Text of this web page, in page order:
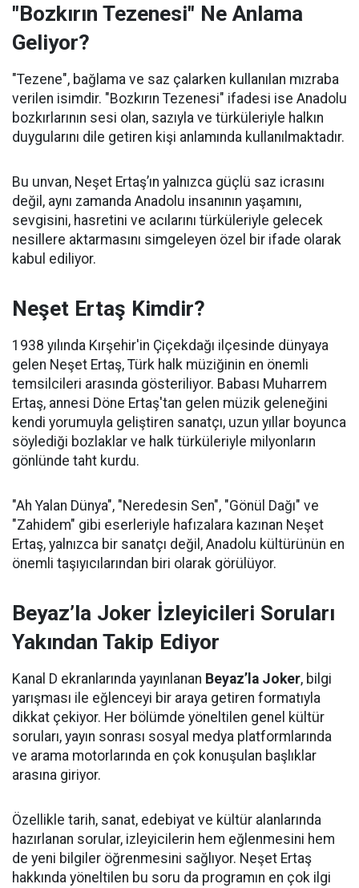
"Bozkırın Tezenesi" Ne Anlama
Geliyor?
"Tezene", bağlama ve saz çalarken kullanılan mızraba
verilen isimdir. "Bozkırın Tezenesi" ifadesi ise Anadolu
bozkırlarının sesi olan, sazıyla ve türküleriyle halkın
duygularını dile getiren kişi anlamında kullanılmaktadır.
Bu unvan, Neşet Ertaş’ın yalnızca güçlü saz icrasını
değil, aynı zamanda Anadolu insanının yaşamını,
sevgisini, hasretini ve acılarını türküleriyle gelecek
nesillere aktarmasını simgeleyen özel bir ifade olarak
kabul ediliyor.
Neşet Ertaş Kimdir?
1938 yılında Kırşehir'in Çiçekdağı ilçesinde dünyaya
gelen Neşet Ertaş, Türk halk müziğinin en önemli
temsilcileri arasında gösteriliyor. Babası Muharrem
Ertaş, annesi Döne Ertaş'tan gelen müzik geleneğini
kendi yorumuyla geliştiren sanatçı, uzun yıllar boyunca
söylediği bozlaklar ve halk türküleriyle milyonların
gönlünde taht kurdu.
"Ah Yalan Dünya", "Neredesin Sen", "Gönül Dağı" ve
"Zahidem" gibi eserleriyle hafızalara kazınan Neşet
Ertaş, yalnızca bir sanatçı değil, Anadolu kültürünün en
önemli taşıyıcılarından biri olarak görülüyor.
Beyaz’la Joker İzleyicileri Soruları
Yakından Takip Ediyor
Kanal D ekranlarında yayınlanan Beyaz’la Joker, bilgi
yarışması ile eğlenceyi bir araya getiren formatıyla
dikkat çekiyor. Her bölümde yöneltilen genel kültür
soruları, yayın sonrası sosyal medya platformlarında
ve arama motorlarında en çok konuşulan başlıklar
arasına giriyor.
Özellikle tarih, sanat, edebiyat ve kültür alanlarında
hazırlanan sorular, izleyicilerin hem eğlenmesini hem
de yeni bilgiler öğrenmesini sağlıyor. Neşet Ertaş
hakkında yöneltilen bu soru da programın en çok ilgi